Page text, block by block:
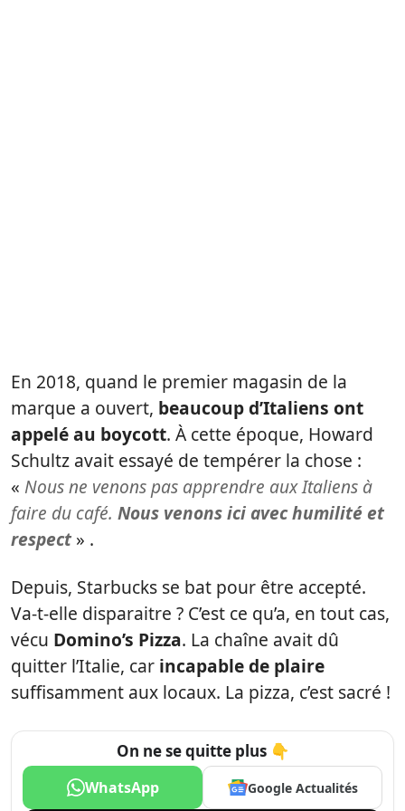
En 2018, quand le premier magasin de la
marque a ouvert, beaucoup d’Italiens ont
appelé au boycott. À cette époque, Howard
Schultz avait essayé de tempérer la chose :
« Nous ne venons pas apprendre aux Italiens à
faire du café. Nous venons ici avec humilité et
respect » .
Depuis, Starbucks se bat pour être accepté.
Va-t-elle disparaitre ? C’est ce qu’a, en tout cas,
vécu Domino’s Pizza. La chaîne avait dû
quitter l’Italie, car incapable de plaire
suffisamment aux locaux. La pizza, c’est sacré !
On ne se quitte plus 👇
WhatsApp Google Actualités